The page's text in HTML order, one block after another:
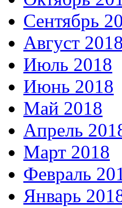
Сентябрь
Август 2018
Июль 2018
Июнь 2018
Май 2018
Апрель
Март 2018
Февраль
Январь